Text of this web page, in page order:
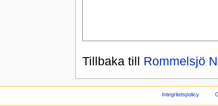
Tillbaka till Rommelsjö
Integritetspolicy